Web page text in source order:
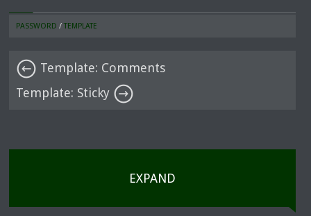
PASSWORD /TEMPLATE
Template: Comments
Template: Sticky
EXPAND